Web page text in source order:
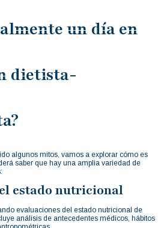
un día en
dietista-
algunos mitos, vamos a explorar cómo es
saber que hay una amplia variedad de
estado nutricional
evaluaciones del estado nutricional de
análisis de antecedentes médicos, hábitos